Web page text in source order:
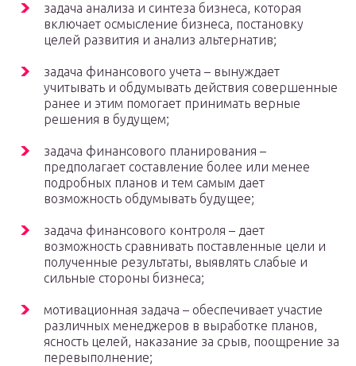
задача анализа и синтеза бизнеса, которая
включает осмысление бизнеса, постановку
целей развития и анализ альтернатив;
задача финансового учета – вынуждает
учитывать и обдумывать действия совершенные
ранее и этим помогает принимать верные
решения в будущем;
задача финансового планирования –
предполагает составление более или менее
подробных планов и тем самым дает
возможность обдумывать будущее;
задача финансового контроля – дает
возможность сравнивать поставленные цели и
полученные результаты, выявлять слабые и
сильные стороны бизнеса;
мотивационная задача – обеспечивает участие
различных менеджеров в выработке планов,
ясность целей, наказание за срыв, поощрение за
перевыполнение;